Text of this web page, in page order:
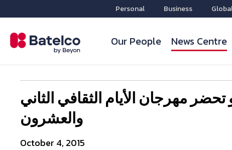
Personal Business
Our People News Centre
مهرجان الأيام الثقافي الثاني
والعشرون
October 4, 2015